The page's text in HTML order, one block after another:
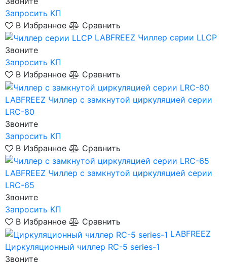
Запросить КП
В Избранное
Сравнить
LABFREEZ Чиллер серии LLCP
Звоните
Запросить КП
В Избранное
Сравнить
LABFREEZ Чиллер с замкнутой циркуляцией серии
LRC-80
Звоните
Запросить КП
В Избранное
Сравнить
LABFREEZ Чиллер с замкнутой циркуляцией серии
LRC-65
Звоните
Запросить КП
В Избранное
Сравнить
LABFREEZ
Циркуляционный чиллер RC-5 series-1
Звоните